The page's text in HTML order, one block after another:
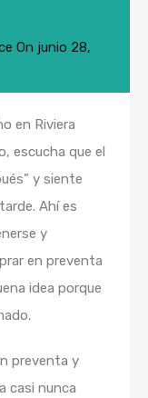
On junio 28,
en Riviera
escucha que el
y siente
Ahí es
y
en preventa
idea porque
preventa y
casi nunca